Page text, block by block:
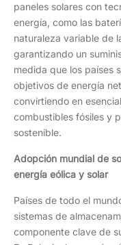
paneles solares con
energía, como las
naturaleza variable de
garantizando un
medida que los países
objetivos de energía
convirtiendo en
combustibles fósiles y
sostenible.
Adopción mundial de
energía eólica y solar
Países de todo el
sistemas de
componente clave de